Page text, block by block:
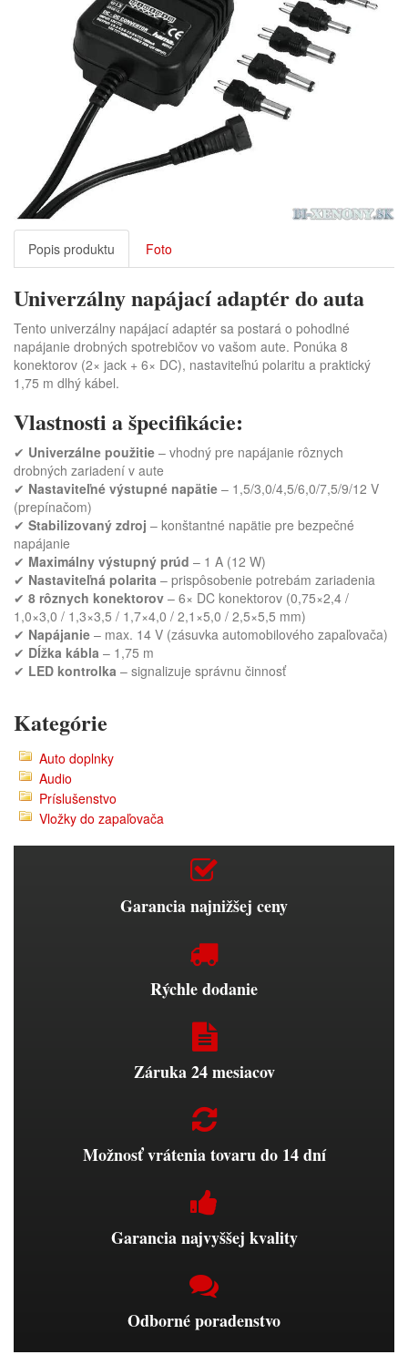
Popis produktu Foto
Univerzálny napájací adaptér do auta
Tento univerzálny napájací adaptér sa postará o pohodlné
napájanie drobných spotrebičov vo vašom aute. Ponúka 8
konektorov (2× jack + 6× DC), nastaviteľnú polaritu a praktický
1,75 m dlhý kábel.
Vlastnosti a špecifikácie:
✔ Univerzálne použitie – vhodný pre napájanie rôznych
drobných zariadení v aute
✔ Nastaviteľné výstupné napätie – 1,5/3,0/4,5/6,0/7,5/9/12 V
(prepínačom)
✔ Stabilizovaný zdroj – konštantné napätie pre bezpečné
napájanie
✔ Maximálny výstupný prúd – 1 A (12 W)
✔ Nastaviteľná polarita – prispôsobenie potrebám zariadenia
✔ 8 rôznych konektorov – 6× DC konektorov (0,75×2,4 /
1,0×3,0 / 1,3×3,5 / 1,7×4,0 / 2,1×5,0 / 2,5×5,5 mm)
✔ Napájanie – max. 14 V (zásuvka automobilového zapaľovača)
✔ Dĺžka kábla – 1,75 m
✔ LED kontrolka – signalizuje správnu činnosť
Kategórie
Auto doplnky
Audio
Príslušenstvo
Vložky do zapaľovača
Garancia najnižšej ceny
Rýchle dodanie
Záruka 24 mesiacov
Možnosť vrátenia tovaru do 14 dní
Garancia najvyššej kvality
Odborné poradenstvo